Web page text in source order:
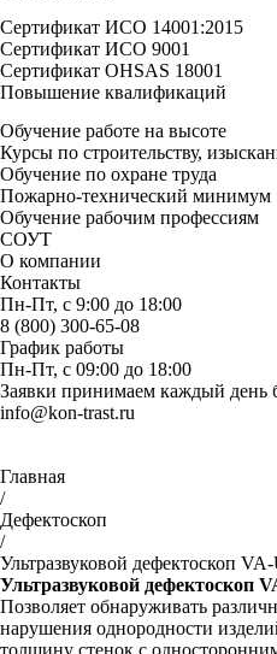
Сертификат ИСО 14001:2015
Сертификат ИСО 9001
Сертификат OHSAS 18001
Повышение квалификаций
Обучение работе на высоте
Курсы по строительству,
Обучение по охране труда
Пожарно-технический минимум
Обучение рабочим профессиям
СОУТ
О компании
Контакты
Пн-Пт, с 9:00 до 18:00
8 (800) 300-65-08
График работы
Пн-Пт, с 09:00 до 18:00
Заявки принимаем каждый день
info@kon-trast.ru
Главная
/
Дефектоскоп
/
Ультразвуковой дефектоскоп
Ультразвуковой дефектоскоп
Позволяет обнаруживать
нарушения однородности
толщину стенок с